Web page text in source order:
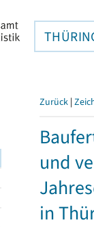
Zurück |
und
in